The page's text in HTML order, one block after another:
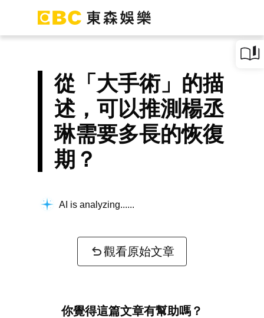
從「大手術」的描
述，可以推測楊丞
琳需要多長的恢復
期？
AI is analyzing...
觀看原始文章
你覺得這篇文章有幫助嗎？